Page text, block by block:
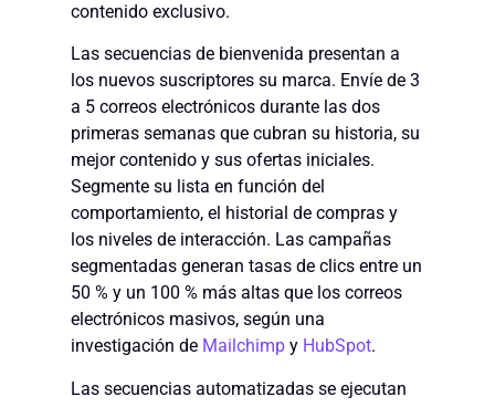
contenido exclusivo.
Las secuencias de bienvenida presentan a
los nuevos suscriptores su marca. Envíe de 3
a 5 correos electrónicos durante las dos
primeras semanas que cubran su historia, su
mejor contenido y sus ofertas iniciales.
Segmente su lista en función del
comportamiento, el historial de compras y
los niveles de interacción. Las campañas
segmentadas generan tasas de clics entre un
50 % y un 100 % más altas que los correos
electrónicos masivos, según una
investigación de Mailchimp y HubSpot.
Las secuencias automatizadas se ejecutan